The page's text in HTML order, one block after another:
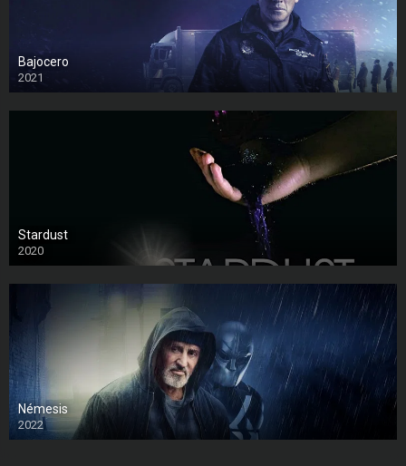
Bajocero
2021
Stardust
2020
Némesis
2022